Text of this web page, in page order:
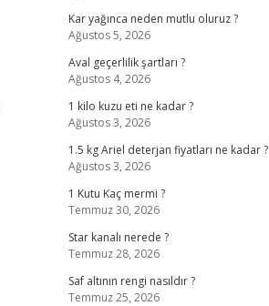
Kar yağınca neden mutlu oluruz ?
Ağustos 5, 2026
Aval geçerlilik şartları ?
Ağustos 4, 2026
1 kilo kuzu eti ne kadar ?
Ağustos 3, 2026
1.5 kg Ariel deterjan fiyatları ne kadar ?
Ağustos 3, 2026
1 Kutu Kaç mermi ?
Temmuz 30, 2026
Star kanalı nerede ?
Temmuz 28, 2026
Saf altının rengi nasıldır ?
Temmuz 25, 2026